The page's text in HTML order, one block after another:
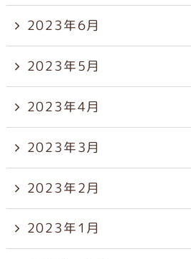
2023年6月
2023年5月
2023年4月
2023年3月
2023年2月
2023年1月